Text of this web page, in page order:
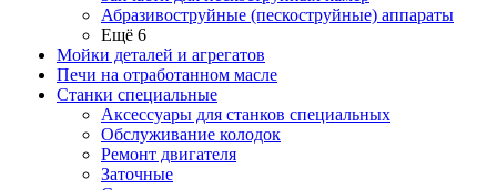
Абразивоструйные (пескоструйные) аппараты
Ещё 6
Мойки деталей и агрегатов
Печи на отработанном масле
Станки специальные
Аксессуары для станков специальных
Обслуживание колодок
Ремонт двигателя
Заточные